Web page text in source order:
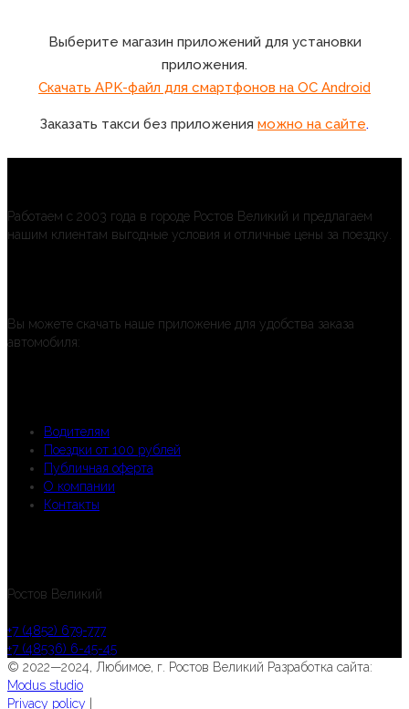
Выберите магазин приложений для установки
приложения.
Скачать APK-файл для смартфонов на ОС Android
Заказать такси без приложения можно на сайте.
Работаем с 2003 года в городе Ростов Великий и предлагаем
нашим клиентам выгодные условия и отличные цены за поездку.
Вы можете скачать наше приложение для удобства заказа
автомобиля:
Водителям
Поездки от 100 рублей
Публичная оферта
О компании
Контакты
Ростов Великий
+7 (4852) 679-777
+7 (48536) 6-45-45
© 2022—2024, Любимое, г. Ростов Великий Разработка сайта:
Modus studio
Privacy policy